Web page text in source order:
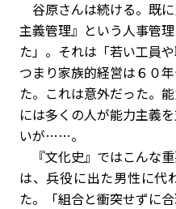
谷原さんは続ける。既
主義管理』という人事管
た」。それは「若い工員
つまり家族的経営は６０
た。これは意外だった。
には多くの人が能力主義
いが……。
『文化史』ではこんな
は、兵役に出た男性に代
た。「組合と衝突せずに